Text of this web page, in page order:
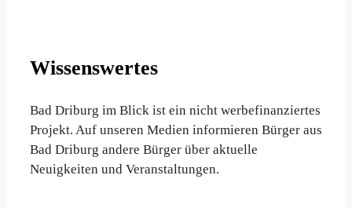
Wissenswertes
Bad Driburg im Blick ist ein nicht werbefinanziertes
Projekt. Auf unseren Medien informieren Bürger aus
Bad Driburg andere Bürger über aktuelle
Neuigkeiten und Veranstaltungen.